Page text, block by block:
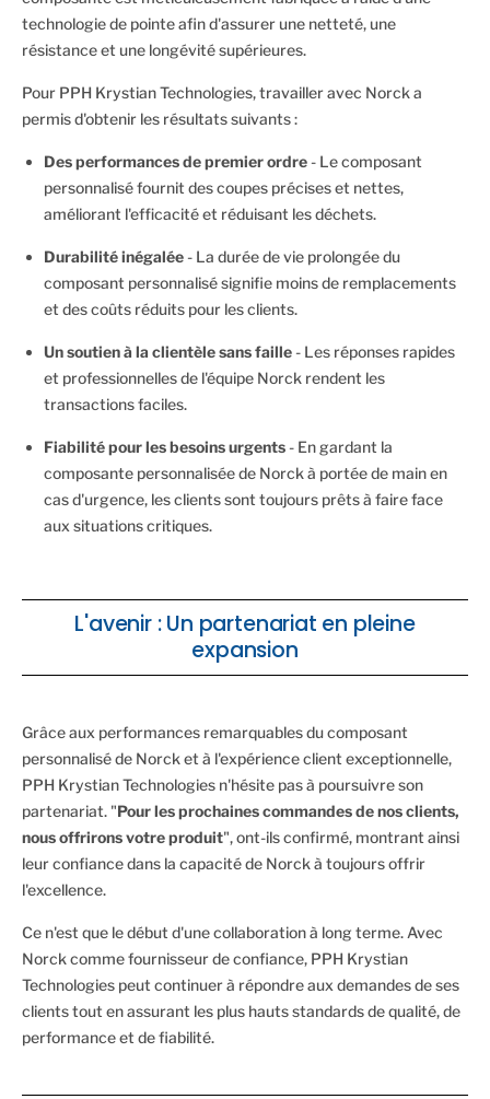
technologie de pointe afin d'assurer une netteté, une
résistance et une longévité supérieures.
Pour PPH Krystian Technologies, travailler avec Norck a
permis d'obtenir les résultats suivants :
Des performances de premier ordre- Le composant
personnalisé fournit des coupes précises et nettes,
améliorant l'efficacité et réduisant les déchets.
Durabilité inégalée- La durée de vie prolongée du
composant personnalisé signifie moins de remplacements
et des coûts réduits pour les clients.
Un soutien à la clientèle sans faille- Les réponses rapides
et professionnelles de l'équipe Norck rendent les
transactions faciles.
Fiabilité pour les besoins urgents- En gardant la
composante personnalisée de Norck à portée de main en
cas d'urgence, les clients sont toujours prêts à faire face
aux situations critiques.
L'avenir : Un partenariat en pleine
expansion
Grâce aux performances remarquables du composant
personnalisé de Norck et à l'expérience client exceptionnelle,
PPH Krystian Technologies n'hésite pas à poursuivre son
partenariat. "Pour les prochaines commandes de nos clients,
nous offrirons votre produit", ont-ils confirmé, montrant ainsi
leur confiance dans la capacité de Norck à toujours offrir
l'excellence.
Ce n'est que le début d'une collaboration à long terme. Avec
Norck comme fournisseur de confiance, PPH Krystian
Technologies peut continuer à répondre aux demandes de ses
clients tout en assurant les plus hauts standards de qualité, de
performance et de fiabilité.